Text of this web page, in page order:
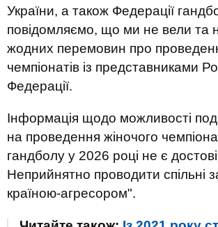
України, а також Федерації
повідомляємо, що ми не вели та
жодних перемовин про
чемпіонатів із представниками
Федерації.
Інформація щодо можливості
на проведення жіночого
гандболу у 2026 році не є
Неприйнятно проводити спільні
країною-агресором".